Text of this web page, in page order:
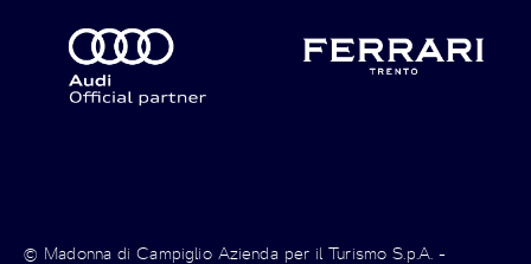
© Madonna di Campiglio Azienda per il Turismo S.p.A. -